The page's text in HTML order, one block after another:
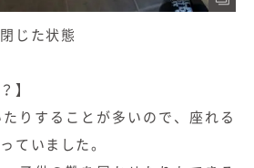
じた状態
】
りすることが多いので、座れる
ていました。